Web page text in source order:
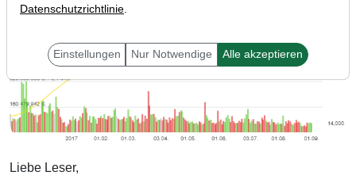
Liebe Leser,
Datenschutzrichtlinie.
Einstellungen Nur Notwendige Alle akzeptieren